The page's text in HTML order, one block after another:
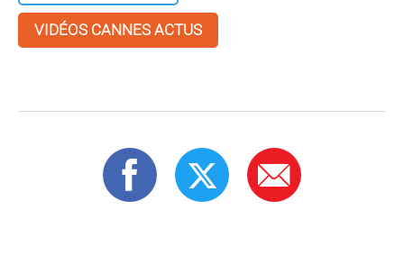
VIDÉOS CANNES ACTUS